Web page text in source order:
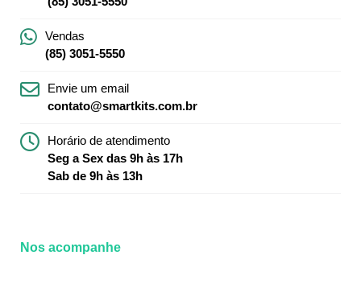
Vendas
(85) 3051-5550
Envie um email
contato@smartkits.com.br
Horário de atendimento
Seg a Sex das 9h às 17h
Sab de 9h às 13h
Nos acompanhe